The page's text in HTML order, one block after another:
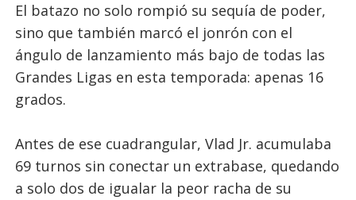
El batazo no solo rompió su sequía de poder,
sino que también marcó el jonrón con el
ángulo de lanzamiento más bajo de todas las
Grandes Ligas en esta temporada: apenas 16
grados.
Antes de ese cuadrangular, Vlad Jr. acumulaba
69 turnos sin conectar un extrabase, quedando
a solo dos de igualar la peor racha de su